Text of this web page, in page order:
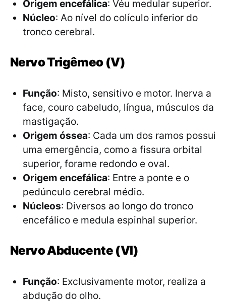
Origem encefálica: Véu medular superior.
Núcleo: Ao nível do colículo inferior do
tronco cerebral.
Nervo Trigêmeo (V)
Função: Misto, sensitivo e motor. Inerva a
face, couro cabeludo, língua, músculos da
mastigação.
Origem óssea: Cada um dos ramos possui
uma emergência, como a fissura orbital
superior, forame redondo e oval.
Origem encefálica: Entre a ponte e o
pedúnculo cerebral médio.
Núcleos: Diversos ao longo do tronco
encefálico e medula espinhal superior.
Nervo Abducente (VI)
Função: Exclusivamente motor, realiza a
abdução do olho.